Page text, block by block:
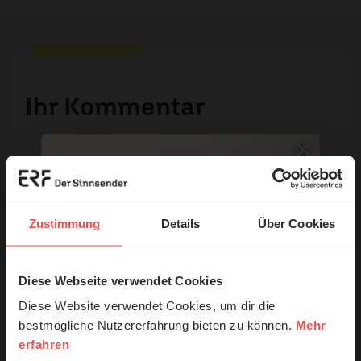
Zustimmung Details Über Cookies
Diese Webseite verwendet Cookies
Diese Website verwendet Cookies, um dir die
bestmögliche Nutzererfahrung bieten zu können. Mehr
erfahren
Ihr Kommentar
Name:
E-Mail:
Die E-Mail-Adresse wird nicht veröffentlicht.
© Ruth Schneider / ERF